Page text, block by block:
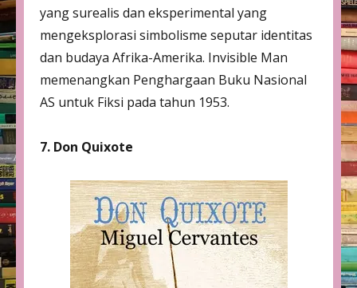
yang surealis dan eksperimental yang
mengeksplorasi simbolisme seputar identitas
dan budaya Afrika-Amerika. Invisible Man
memenangkan Penghargaan Buku Nasional
AS untuk Fiksi pada tahun 1953.
7. Don Quixote